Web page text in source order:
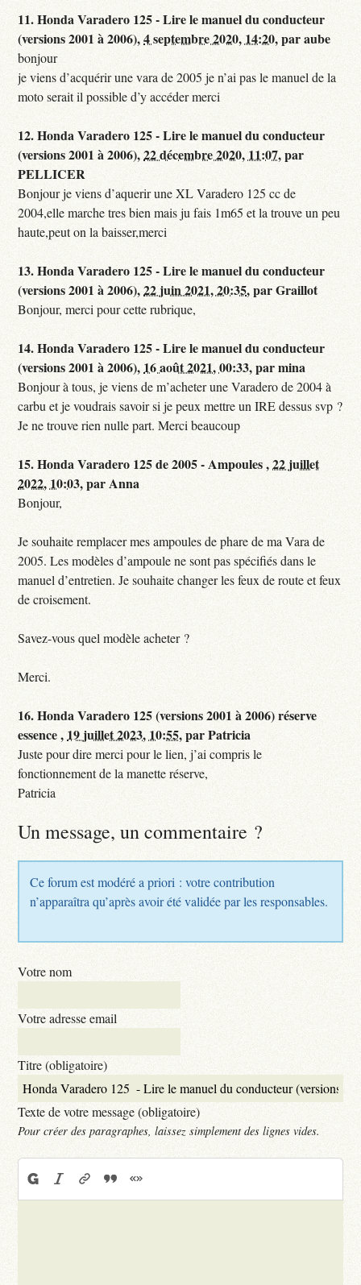
11.Honda Varadero 125 - Lire le manuel du conducteur
(versions 2001 à 2006),4 septembre 2020, 14:20,paraube
bonjour
je viens d’acquérir une vara de 2005 je n’ai pas le manuel de la
moto serait il possible d’y accéder merci
12.Honda Varadero 125 - Lire le manuel du conducteur
(versions 2001 à 2006),22 décembre 2020, 11:07,par
PELLICER
Bonjour je viens d’aquerir une XL Varadero 125 cc de
2004,elle marche tres bien mais ju fais 1m65 et la trouve un peu
haute,peut on la baisser,merci
13.Honda Varadero 125 - Lire le manuel du conducteur
(versions 2001 à 2006),22 juin 2021, 20:35,parGraillot
Bonjour, merci pour cette rubrique,
14.Honda Varadero 125 - Lire le manuel du conducteur
(versions 2001 à 2006), 16 août 2021, 00:33,parmina
Bonjour à tous, je viens de m’acheter une Varadero de 2004 à
carbu et je voudrais savoir si je peux mettre un IRE dessus svp ?
Je ne trouve rien nulle part. Merci beaucoup
15.Honda Varadero 125 de 2005 - Ampoules ,22 juillet
2022, 10:03,parAnna
Bonjour,
Je souhaite remplacer mes ampoules de phare de ma Vara de
2005. Les modèles d’ampoule ne sont pas spécifiés dans le
manuel d’entretien. Je souhaite changer les feux de route et feux
de croisement.
Savez-vous quel modèle acheter ?
Merci.
16.Honda Varadero 125 (versions 2001 à 2006) réserve
essence , 19 juillet 2023, 10:55,parPatricia
Juste pour dire merci pour le lien, j’ai compris le
fonctionnement de la manette réserve,
Patricia
Un message, un commentaire ?
Ce forum est modéré a priori : votre contribution
n’apparaîtra qu’après avoir été validée par les responsables.
Votre nom
Votre adresse email
Titre (obligatoire)
Texte de votre message (obligatoire)
Pour créer des paragraphes, laissez simplement des lignes vides.